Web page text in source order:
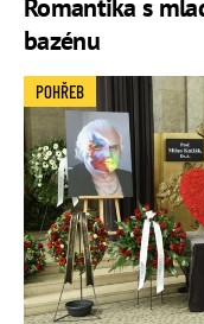
Romantika s
bazénu
POHŘEB